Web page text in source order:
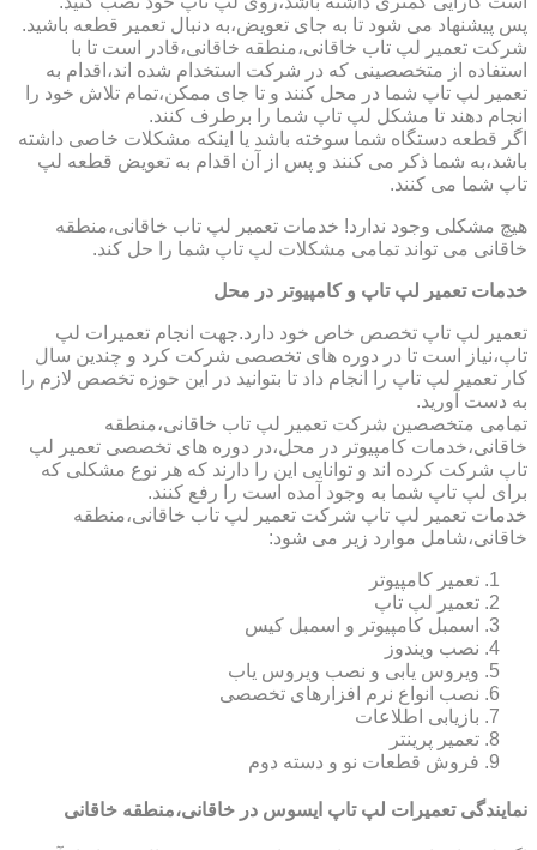
پس پیشنهاد می شود تا به جای تعویض،به دنبال تعمیر قطعه باشید.
شرکت تعمیر لپ تاب خاقانی،منطقه خاقانی،قادر است تا با
استفاده از متخصصینی که در شرکت استخدام شده اند،اقدام به
تعمیر لپ تاپ شما در محل کنند و تا جای ممکن،تمام تلاش خود را
انجام دهند تا مشکل لپ تاپ شما را برطرف کنند.
اگر قطعه دستگاه شما سوخته باشد یا اینکه مشکلات خاصی داشته
باشد،به شما ذکر می کنند و پس از آن اقدام به تعویض قطعه لپ
تاپ شما می کنند.
هیچ مشکلی وجود ندارد! خدمات تعمیر لپ تاب خاقانی،منطقه
خاقانی می تواند تمامی مشکلات لپ تاپ شما را حل کند.
خدمات تعمیر لپ تاپ و کامپیوتر در محل
تعمیر لپ تاپ تخصص خاص خود دارد.جهت انجام تعمیرات لپ
تاپ،نیاز است تا در دوره های تخصصی شرکت کرد و چندین سال
کار تعمیر لپ تاپ را انجام داد تا بتوانید در این حوزه تخصص لازم را
به دست آورید.
تمامی متخصصین شرکت تعمیر لپ تاب خاقانی،منطقه
خاقانی،خدمات کامپیوتر در محل،در دوره های تخصصی تعمیر لپ
تاپ شرکت کرده اند و توانایی این را دارند که هر نوع مشکلی که
برای لپ تاپ شما به وجود آمده است را رفع کنند.
خدمات تعمیر لپ تاپ شرکت تعمیر لپ تاب خاقانی،منطقه
خاقانی،شامل موارد زیر می شود:
تعمیر کامپیوتر
تعمیر لپ تاپ
اسمبل کامپیوتر و اسمبل کیس
نصب ویندوز
ویروس یابی و نصب ویروس یاب
نصب انواع نرم افزارهای تخصصی
بازیابی اطلاعات
تعمیر پرینتر
فروش قطعات نو و دسته دوم
نمایندگی تعمیرات لپ تاپ ایسوس در خاقانی،منطقه خاقانی